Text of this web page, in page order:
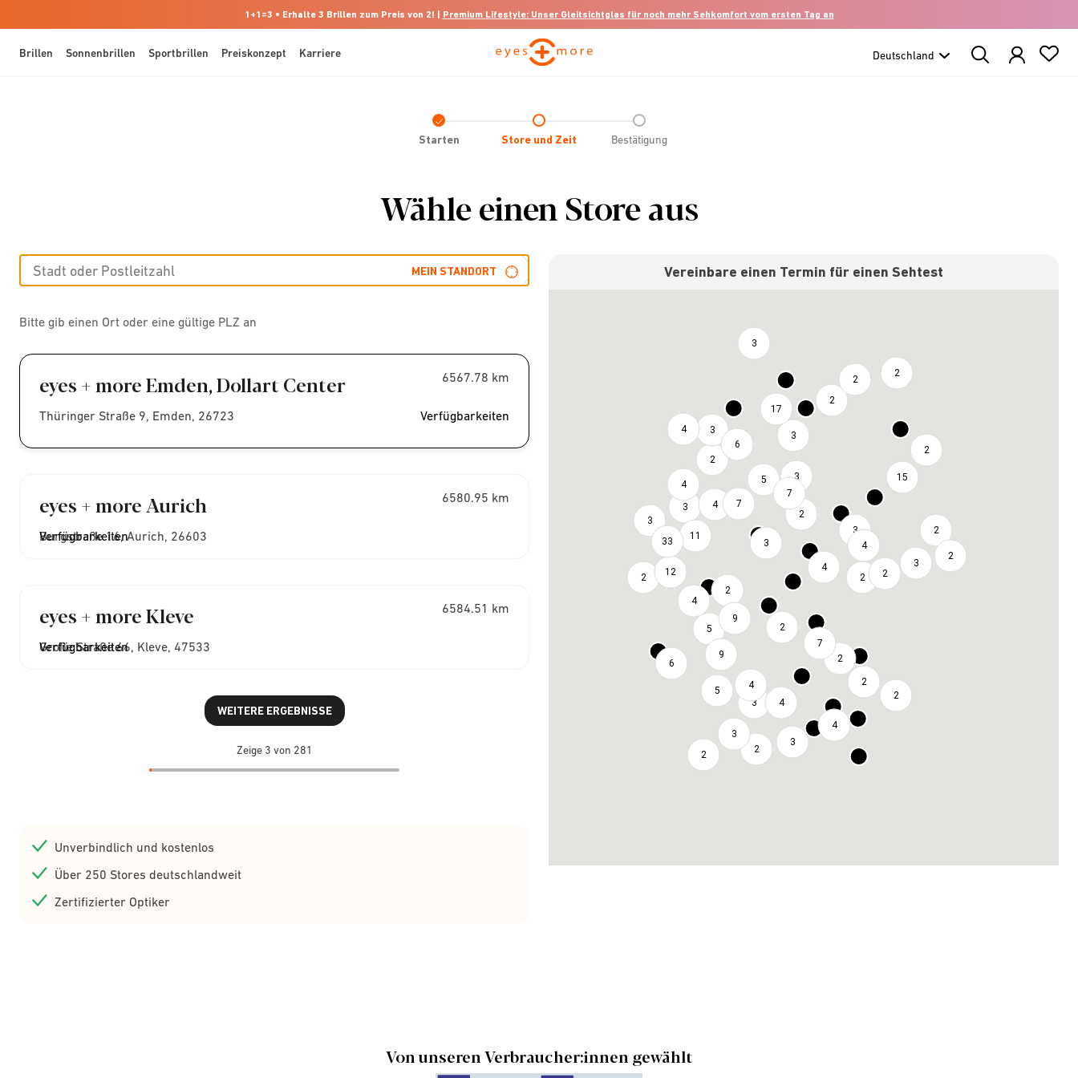
1+1=3 • Erhalte 3 Brillen zum Preis von 2! | Premium Lifestyle: Unser Gleitsichtglas für noch mehr Sehkomfort vom ersten Tag an
Brillen Sonnenbrillen Sportbrillen Preiskonzept Karriere
Search
Products
Check
icon
Starten Store und Zeit Bestätigung
Wähle einen Store aus
MEIN STANDORT
Bitte gib einen Ort oder eine gültige PLZ an
eyes + more Emden, Dollart Center 6567.78 km
Thüringer Straße 9, Emden, 26723 Verfügbarkeiten
eyes + more Aurich 6580.95 km
Burgstraße 16, Aurich, 26603
Verfügbarkeiten
eyes + more Kleve 6584.51 km
Große Straße 66, Kleve, 47533
Verfügbarkeiten
WEITERE ERGEBNISSE
Zeige 3 von 281
Unverbindlich und kostenlos
Über 250 Stores deutschlandweit
Zertifizierter Optiker
Vereinbare einen Termin für einen Sehtest
7
3
3
2
3
4
7
2
4
15
2
3
2 2
2
2
2
2
3
2
4
2
2
9
3
4
3
3
3
33
2
2
6
12
4
2
11
3
7
5
4
3
4
6
2
5
4
5
2
9
3
2
17
4
Von unseren Verbraucher:innen gewählt